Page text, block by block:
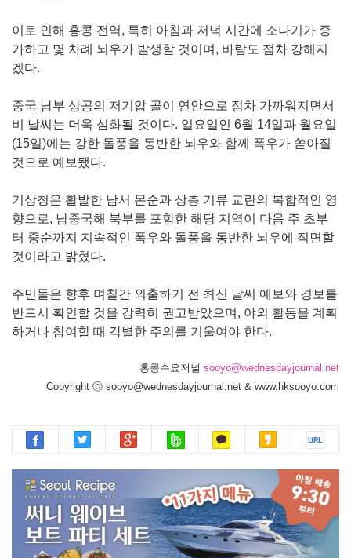
이로 인해 홍콩 전역, 특히 아침과 저녁 시간에 소나기가 증
가하고 몇 차례 뇌우가 발생할 것이며, 바람도 점차 강해지
겠다.
중국 남부 상공의 저기압 골이 연안으로 점차 가까워지면서
비 날씨는 더욱 심화될 것이다. 일요일인 6월 14일과 월요일
(15일)에는 강한 돌풍을 동반한 뇌우와 함께 폭우가 쏟아질
것으로 예보됐다.
기상청은 활발한 남서 몬순과 상층 기류 교란의 복합적인 영
향으로, 남중국해 북부를 포함한 해당 지역이 다음 주 초부
터 중순까지 지속적인 폭우와 돌풍을 동반한 뇌우에 직면할
것이라고 밝혔다.
주민들은 향후 며칠간 외출하기 전 최신 날씨 예보와 경보를
반드시 확인할 것을 강력히 권고받았으며, 야외 활동을 계획
하거나 참여할 때 각별한 주의를 기울여야 한다.
홍콩수요저널 sooyo@wednesdayjournal.net
Copyright ⓒ sooyo@wednesdayjournal.net & www.hksooyo.com